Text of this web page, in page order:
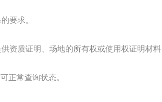
要求。
资质证明、场地的所有权或使用权证明材
正常查询状态。